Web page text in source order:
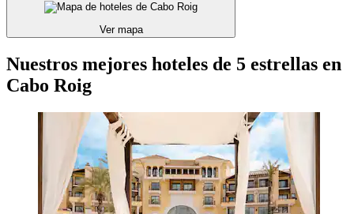
Ver mapa
Nuestros mejores hoteles de 5 estrellas en
Cabo Roig